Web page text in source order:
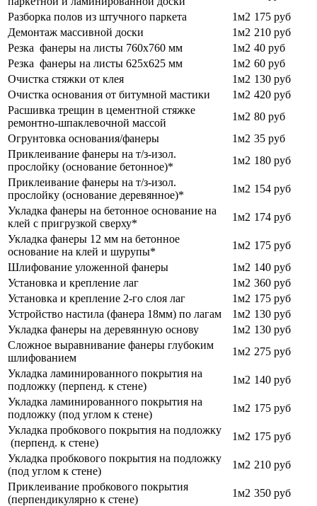
Разборка полов из штучного паркета
1м2 175 руб
Демонтаж массивной доски
1м2 210 руб
Резка фанеры на листы 760х760 мм
1м2 40 руб
Резка фанеры на листы 625х625 мм
1м2 60 руб
Очистка стяжки от клея
1м2 130 руб
Очистка основания от битумной мастики
1м2 420 руб
Расшивка трещин в цементной стяжке
ремонтно-шпаклевочной массой
1м2 80 руб
Огрунтовка основания/фанеры
1м2 35 руб
Приклеивание фанеры на т/з-изол.
прослойку (основание бетонное)*
1м2 180 руб
Приклеивание фанеры на т/з-изол.
прослойку (основание деревянное)*
1м2 154 руб
Укладка фанеры на бетонное основание на
клей с пригрузкой сверху*
1м2 174 руб
Укладка фанеры 12 мм на бетонное
основание на клей и шурупы*
1м2 175 руб
Шлифование уложенной фанеры
1м2 140 руб
Установка и крепление лаг
1м2 360 руб
Установка и крепление 2-го слоя лаг
1м2 175 руб
Устройство настила (фанера 18мм) по лагам
1м2 130 руб
Укладка фанеры на деревянную основу
1м2 130 руб
Сложное выравнивание фанеры глубоким
шлифованием
1м2 275 руб
Укладка ламинированного покрытия на
подложку (перпенд. к стене)
1м2 140 руб
Укладка ламинированного покрытия на
подложку (под углом к стене)
1м2 175 руб
Укладка пробкового покрытия на подложку
(перпенд. к стене)
1м2 175 руб
Укладка пробкового покрытия на подложку
(под углом к стене)
1м2 210 руб
Приклеивание пробкового покрытия
(перпендикулярно к стене)
1м2 350 руб